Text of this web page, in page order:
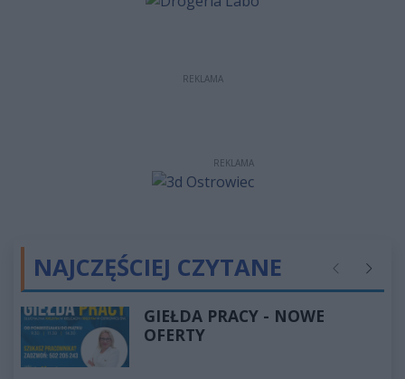
REKLAMA
REKLAMA
NAJCZĘŚCIEJ CZYTANE Poprzednie
GIEŁDA PRACY - NOWE
OFERTY